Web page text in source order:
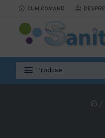
CUM COMAND
Produse